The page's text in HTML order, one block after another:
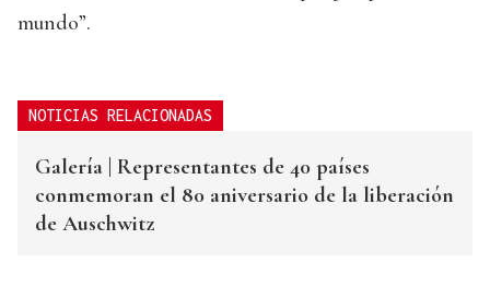
mundo”.
NOTICIAS RELACIONADAS
Galería | Representantes de 40 países
conmemoran el 80 aniversario de la liberación
de Auschwitz